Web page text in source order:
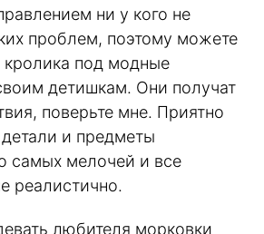
ни у кого не
проблем, поэтому можете
кролика под модные
детишкам. Они получат
поверьте мне. Приятно
детали и предметы
самых мелочей и все
реалистично.
любителя морковки